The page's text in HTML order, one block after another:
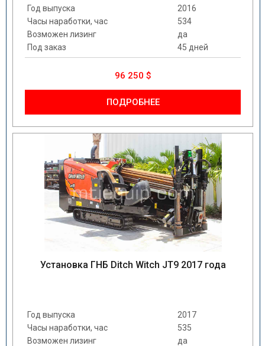
Год выпуска
2016
Часы наработки, час
534
Возможен лизинг
да
Под заказ
45 дней
96 250 $
ПОДРОБНЕЕ
Установка ГНБ Ditch Witch JT9 2017 года
Год выпуска
2017
Часы наработки, час
535
Возможен лизинг
да